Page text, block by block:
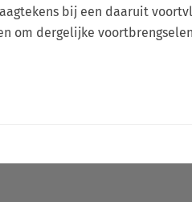
bij een daaruit
om dergelijke